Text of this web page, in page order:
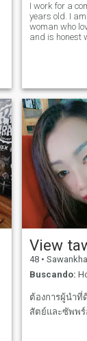
I work for a
years old. I
woman who
and is honest
View
48 • Sawankhalok,
Buscando:
ต้องการผู้นำที่
สัตย์และซัพพ